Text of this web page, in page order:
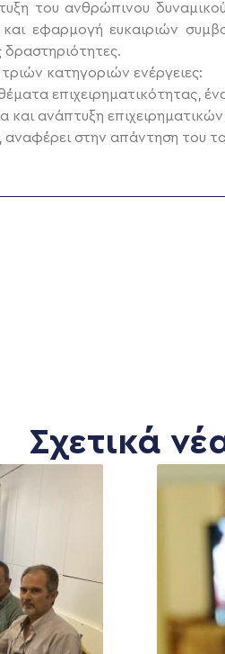
του ανθρώπινου
εφαρμογή ευκαιριών
δραστηριότητες.
κατηγοριών ενέργειες:
επιχειρηματικότητας,
και ανάπτυξη
στην απάντηση του
Σχετικά